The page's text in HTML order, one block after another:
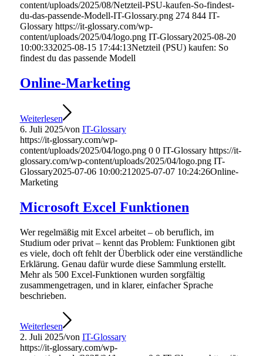
content/uploads/2025/08/Netzteil-PSU-kaufen-So-findest-
du-das-passende-Modell-IT-Glossary.png 274 844 IT-
Glossary https://it-glossary.com/wp-
content/uploads/2025/04/logo.png IT-Glossary2025-08-20
10:00:332025-08-15 17:44:13Netzteil (PSU) kaufen: So
findest du das passende Modell
Online-Marketing
Weiterlesen
6. Juli 2025/von IT-Glossary
https://it-glossary.com/wp-
content/uploads/2025/04/logo.png 0 0 IT-Glossary https://it-
glossary.com/wp-content/uploads/2025/04/logo.png IT-
Glossary2025-07-06 10:00:21 2025-07-07 10:24:26Online-
Marketing
Microsoft Excel Funktionen
Wer regelmäßig mit Excel arbeitet – ob beruflich, im
Studium oder privat – kennt das Problem: Funktionen gibt
es viele, doch oft fehlt der Überblick oder eine verständliche
Erklärung. Genau dafür wurde diese Sammlung erstellt.
Mehr als 500 Excel-Funktionen wurden sorgfältig
zusammengetragen, und in klarer, einfacher Sprache
beschrieben.
Weiterlesen
2. Juli 2025/von IT-Glossary
https://it-glossary.com/wp-